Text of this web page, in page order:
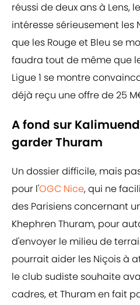
réussi de deux ans à Lens,
intéresse sérieusement les
que les Rouge et Bleu se
faudra tout de même que
Ligue 1 se montre
déjà reçu une offre de 25
A fond sur
garder Thuram
Un dossier difficile, mais
pour l'OGC Nice, qui ne
des Parisiens concernant
Khephren Thuram, pour
d'envoyer le milieu de
pourrait aider les Niçois à
le club sudiste souhaite
cadres, et Thuram en fait